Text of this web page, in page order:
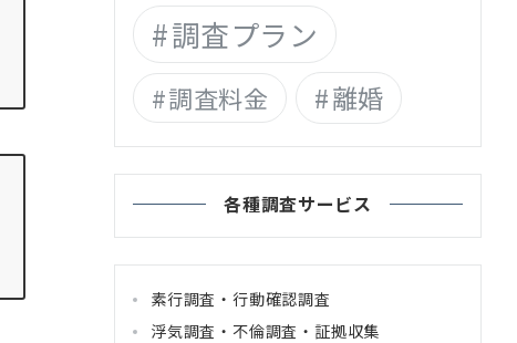
調査プラン
調査料金 離婚
各種調査サービス
素行調査・行動確認調査
浮気調査・不倫調査・証拠収集